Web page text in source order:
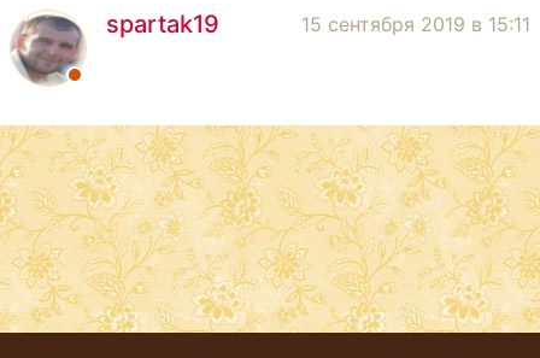
15 сентября 2019 в 15:11
spartak19